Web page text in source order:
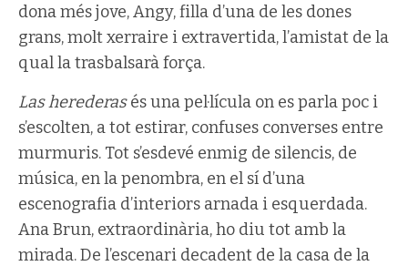
dona més jove, Angy, filla d’una de les dones
grans, molt xerraire i extravertida, l’amistat de la
qual la trasbalsarà força.
Las herederasés una pel·lícula on es parla poc i
s’escolten, a tot estirar, confuses converses entre
murmuris. Tot s’esdevé enmig de silencis, de
música, en la penombra, en el sí d’una
escenografia d’interiors arnada i esquerdada.
Ana Brun, extraordinària, ho diu tot amb la
mirada. De l’escenari decadent de la casa de la